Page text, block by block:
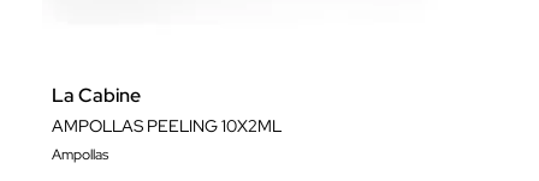
La Cabine
AMPOLLAS PEELING 10X2ML
Ampollas